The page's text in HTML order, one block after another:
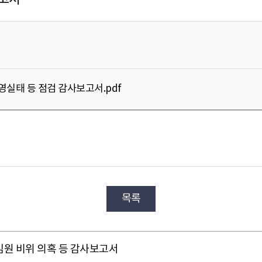
실태 등 점검 감사보고서.pdf
목록
비위 의혹 등 감사보고서